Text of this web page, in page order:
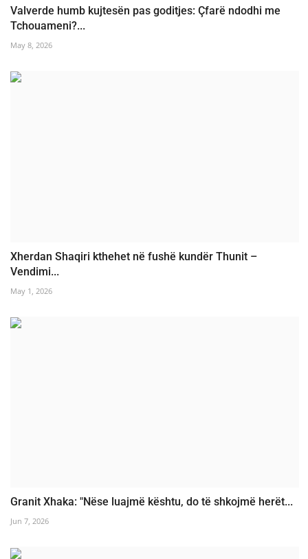
Valverde humb kujtesën pas goditjes: Çfarë ndodhi me
Tchouameni?...
May 8, 2026
Xherdan Shaqiri kthehet në fushë kundër Thunit –
Vendimi...
May 1, 2026
Granit Xhaka: "Nëse luajmë kështu, do të shkojmë herët...
Jun 7, 2026